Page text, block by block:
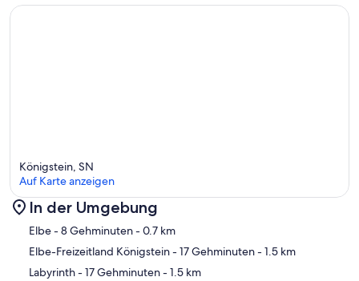
Königstein, SN
Auf Karte anzeigen
In der Umgebung
Elbe- 8 Gehminuten- 0.7 km
Elbe-Freizeitland Königstein- 17 Gehminuten- 1.5 km
Labyrinth- 17 Gehminuten- 1.5 km